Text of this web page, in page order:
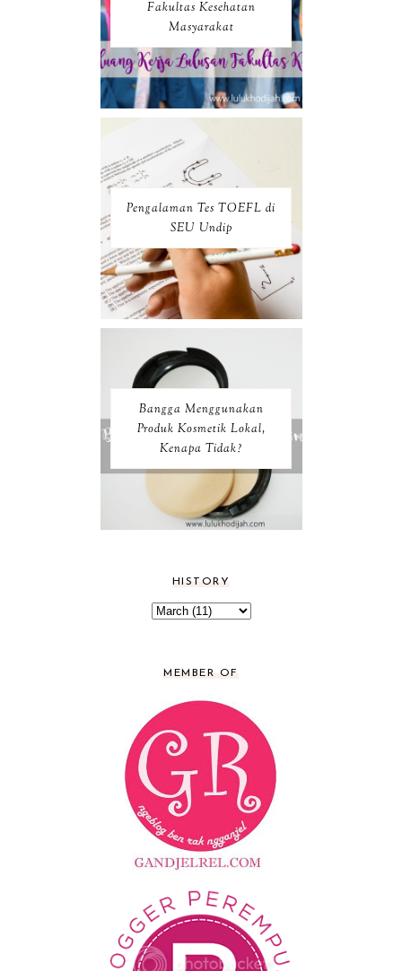
Fakultas Kesehatan
Masyarakat
Pengalaman Tes TOEFL di
SEU Undip
Bangga Menggunakan
Produk Kosmetik Lokal,
Kenapa Tidak?
HISTORY
MEMBER OF